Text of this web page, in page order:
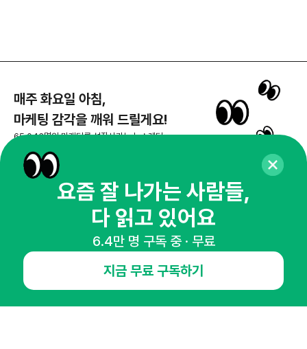
매주 화요일 아침,
마케팅 감각을 깨워 드릴게요!
65,043명의 마케터를 성장시키는 뉴스레터
뉴스레터 구독하기
공지사항 제휴문의
인사이터 신청
뉴스레터
광고안내
요즘 잘 나가는 사람들,
다 읽고 있어요
6.4만 명 구독 중 · 무료
지금 무료 구독하기